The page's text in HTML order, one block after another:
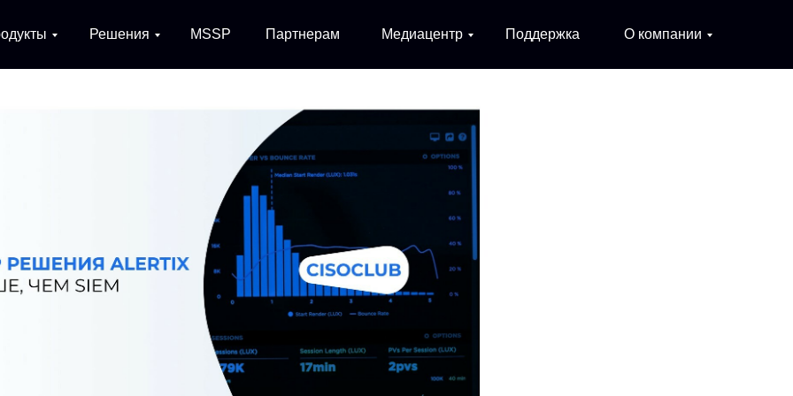
Решения MSSP Партнерам Медиацентр Поддержка О компании
SIEM: обзор решения Alertix